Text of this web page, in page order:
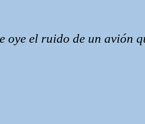
oye el ruido de un avión